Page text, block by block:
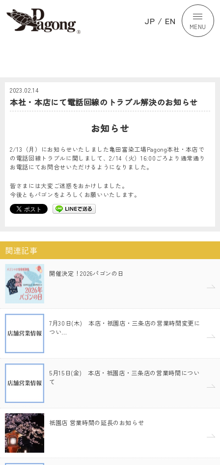
JP / EN MENU
2023.02.14
本社・本店にて電話回線のトラブル解決のお知らせ
お知らせ
2/13（月）にお知らせいたしました亀田富染工場Pagong本社・本店で
の電話回線トラブルに関しまして、2/14（火）16:00ごろより通常通り
お電話にてお問合せいただけるようになりました。
皆さまには大変ご迷惑をおかけしました。
今後ともパゴンをよろしくお願いいたします。
関連記事
開催決定！2026パゴンの日
7月30日(木) 本店・祇園店・三条店の営業時間変更に
つい…
5月15日(金) 本店・祇園店・三条店の営業時間につい
て
祇園店 営業時間の延長のお知らせ